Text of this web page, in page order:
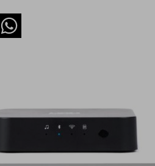
Whatsapp